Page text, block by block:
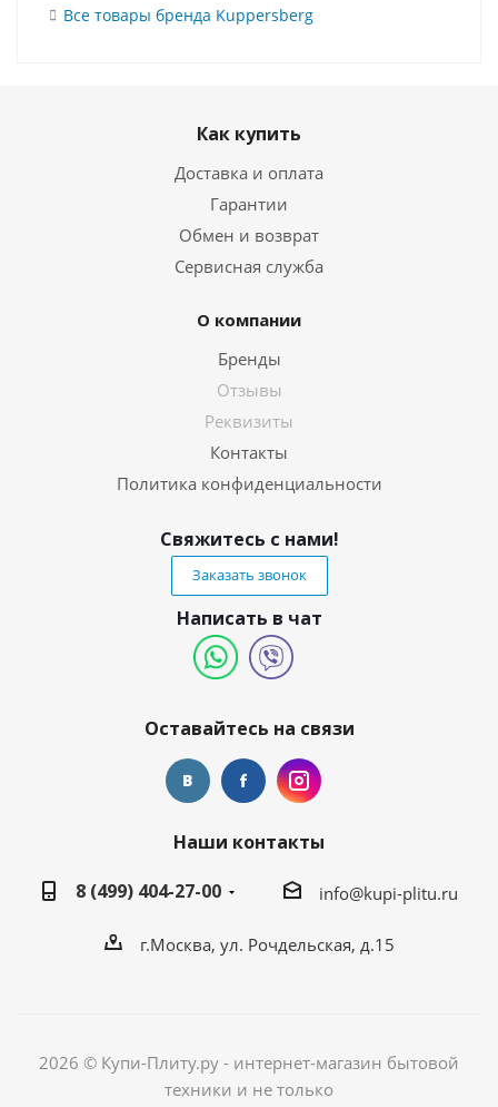
Все товары бренда Kuppersberg
Как купить
Доставка и оплата
Гарантии
Обмен и возврат
Сервисная служба
О компании
Бренды
Отзывы
Реквизиты
Контакты
Политика конфиденциальности
Свяжитесь с нами!
Заказать звонок
Написать в чат
Оставайтесь на связи
Наши контакты
8 (499) 404-27-00
info@kupi-plitu.ru
г.Москва, ул. Рочдельская, д.15
2026 © Купи-Плиту.ру - интернет-магазин бытовой
техники и не только